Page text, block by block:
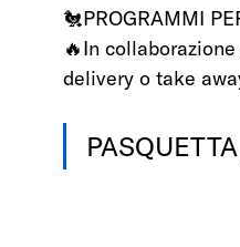
🐔PROGRAMMI
🔥In
delivery o take